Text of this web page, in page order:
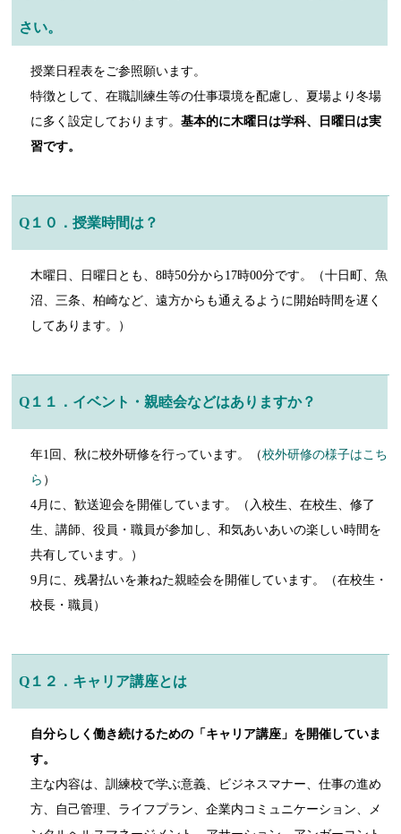
さい。
授業日程表をご参照願います。
特徴として、在職訓練生等の仕事環境を配慮し、夏場より冬場
に多く設定しております。基本的に木曜日は学科、日曜日は実
習です。
Q１０．授業時間は？
木曜日、日曜日とも、8時50分から17時00分です。（十日町、魚
沼、三条、柏崎など、遠方からも通えるように開始時間を遅く
してあります。）
Q１１．イベント・親睦会などはありますか？
年1回、秋に校外研修を行っています。（校外研修の様子はこち
ら ）
4月に、歓送迎会を開催しています。（入校生、在校生、修了
生、講師、役員・職員が参加し、和気あいあいの楽しい時間を
共有しています。）
9月に、残暑払いを兼ねた親睦会を開催しています。（在校生・
校長・職員）
Q１２．キャリア講座とは
自分らしく働き続けるための「キャリア講座」を開催していま
す。
主な内容は、訓練校で学ぶ意義、ビジネスマナー、仕事の進め
方、自己管理、ライフプラン、企業内コミュニケーション、メ